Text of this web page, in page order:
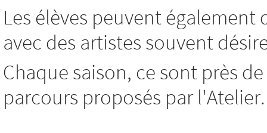
Les élèves peuvent
avec des artistes souvent
Chaque saison, ce sont près
parcours proposés par l'Atelier.